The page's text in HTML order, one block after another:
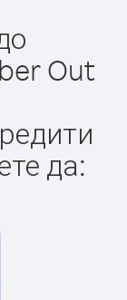
Out
да: